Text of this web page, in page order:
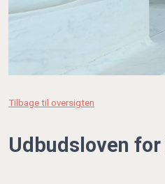
Tilbage til oversigten
Udbudsloven